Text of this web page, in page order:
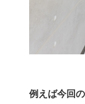
例えば今回